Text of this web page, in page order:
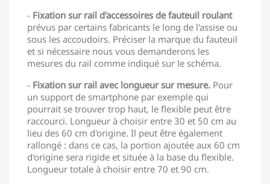
- Fixation sur rail d'accessoires de fauteuil roulant
prévus par certains fabricants le long de l'assise ou
sous les accoudoirs. Préciser la marque du fauteuil
et si nécessaire nous vous demanderons les
mesures du rail comme indiqué sur le schéma.
- Fixation sur rail avec longueur sur mesure. Pour
un support de smartphone par exemple qui
pourrait se trouver trop haut, le flexible peut être
raccourci. Longueur à choisir entre 30 et 50 cm au
lieu des 60 cm d'origine. Il peut être également
rallongé : dans ce cas, la portion ajoutée aux 60 cm
d'origine sera rigide et située à la base du flexible.
Longueur totale à choisir entre 70 et 90 cm.